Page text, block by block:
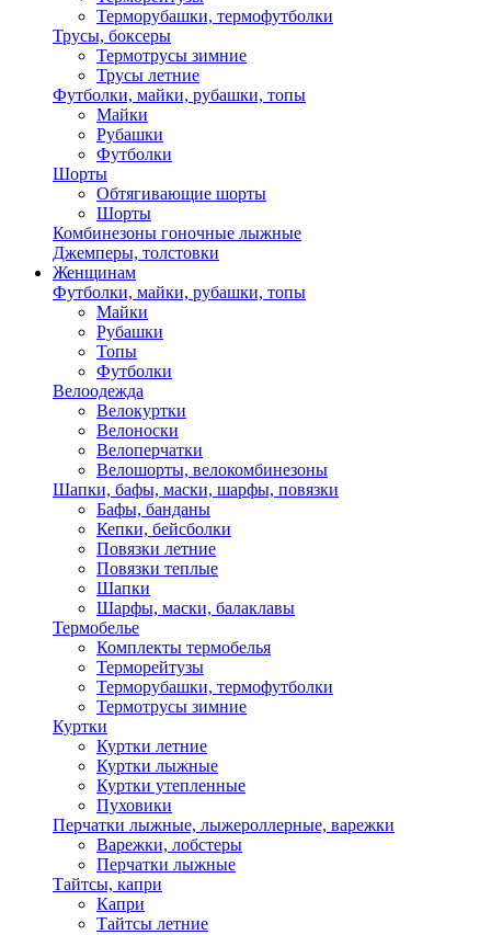
Терморубашки, термофутболки
Трусы, боксеры
Термотрусы зимние
Трусы летние
Футболки, майки, рубашки, топы
Майки
Рубашки
Футболки
Шорты
Обтягивающие шорты
Шорты
Комбинезоны гоночные лыжные
Джемперы, толстовки
Женщинам
Футболки, майки, рубашки, топы
Майки
Рубашки
Топы
Футболки
Велоодежда
Велокуртки
Велоноски
Велоперчатки
Велошорты, велокомбинезоны
Шапки, бафы, маски, шарфы, повязки
Бафы, банданы
Кепки, бейсболки
Повязки летние
Повязки теплые
Шапки
Шарфы, маски, балаклавы
Термобелье
Комплекты термобелья
Терморейтузы
Терморубашки, термофутболки
Термотрусы зимние
Куртки
Куртки летние
Куртки лыжные
Куртки утепленные
Пуховики
Перчатки лыжные, лыжероллерные, варежки
Варежки, лобстеры
Перчатки лыжные
Тайтсы, капри
Капри
Тайтсы летние